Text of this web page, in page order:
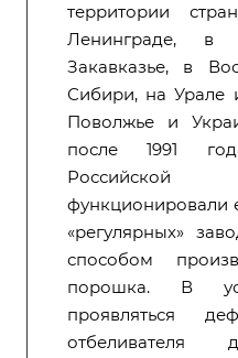
территории
Ленинграде,
Закавказье, в
Сибири, на Урале
Поволжье и
после 1991
функционировали
«регулярных»
способом
порошка. В
проявляться
отбеливателя